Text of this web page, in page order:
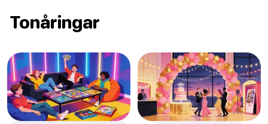
Tonåringar